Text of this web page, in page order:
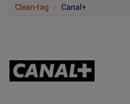
Clean-tag Canal+